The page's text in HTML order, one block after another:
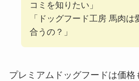
コミを知りたい」
「ドッグフード工房 馬肉は
合うの？」
プレミアムドッグフードは価格